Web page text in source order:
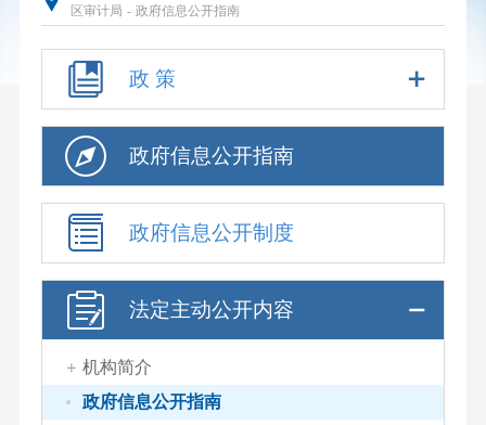
区审计局 - 政府信息公开指南
政 策
政府信息公开指南
政府信息公开制度
法定主动公开内容
机构简介
政府信息公开指南